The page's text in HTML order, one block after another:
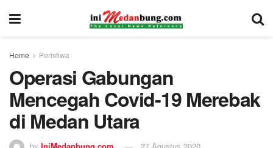
Home Peristiwa
Operasi Gabungan
Mencegah Covid-19 Merebak
di Medan Utara